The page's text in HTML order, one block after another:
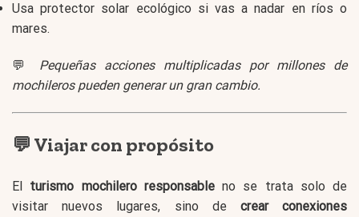
Usa protector solar ecológico si vas a nadar en ríos o
mares.
💬 Pequeñas acciones multiplicadas por millones de
mochileros pueden generar un gran cambio.
💬 Viajar con propósito
El turismo mochilero responsableno se trata solo de
visitar nuevos lugares, sino de crear conexiones